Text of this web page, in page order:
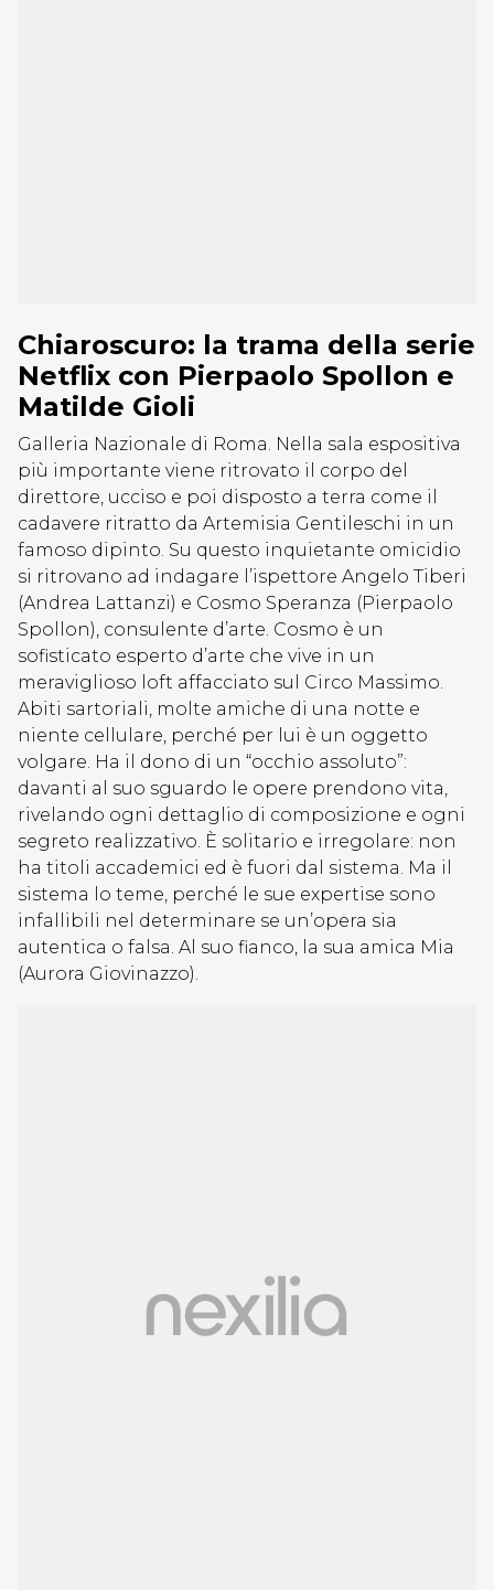
Chiaroscuro: la trama della serie
Netflix con Pierpaolo Spollon e
Matilde Gioli
Galleria Nazionale di Roma. Nella sala espositiva
più importante viene ritrovato il corpo del
direttore, ucciso e poi disposto a terra come il
cadavere ritratto da Artemisia Gentileschi in un
famoso dipinto. Su questo inquietante omicidio
si ritrovano ad indagare l’ispettore Angelo Tiberi
(Andrea Lattanzi) e Cosmo Speranza (Pierpaolo
Spollon), consulente d’arte. Cosmo è un
sofisticato esperto d’arte che vive in un
meraviglioso loft affacciato sul Circo Massimo.
Abiti sartoriali, molte amiche di una notte e
niente cellulare, perché per lui è un oggetto
volgare. Ha il dono di un “occhio assoluto”:
davanti al suo sguardo le opere prendono vita,
rivelando ogni dettaglio di composizione e ogni
segreto realizzativo. È solitario e irregolare: non
ha titoli accademici ed è fuori dal sistema. Ma il
sistema lo teme, perché le sue expertise sono
infallibili nel determinare se un’opera sia
autentica o falsa. Al suo fianco, la sua amica Mia
(Aurora Giovinazzo).